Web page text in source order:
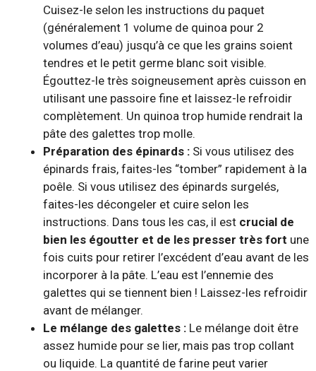
Cuisez-le selon les instructions du paquet
(généralement 1 volume de quinoa pour 2
volumes d’eau) jusqu’à ce que les grains soient
tendres et le petit germe blanc soit visible.
Égouttez-le très soigneusement après cuisson en
utilisant une passoire fine et laissez-le refroidir
complètement. Un quinoa trop humide rendrait la
pâte des galettes trop molle.
Préparation des épinards : Si vous utilisez des
épinards frais, faites-les “tomber” rapidement à la
poêle. Si vous utilisez des épinards surgelés,
faites-les décongeler et cuire selon les
instructions. Dans tous les cas, il est crucial de
bien les égoutter et de les presser très fort une
fois cuits pour retirer l’excédent d’eau avant de les
incorporer à la pâte. L’eau est l’ennemie des
galettes qui se tiennent bien ! Laissez-les refroidir
avant de mélanger.
Le mélange des galettes : Le mélange doit être
assez humide pour se lier, mais pas trop collant
ou liquide. La quantité de farine peut varier